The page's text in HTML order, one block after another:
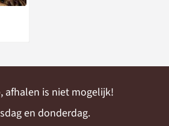
afhalen is niet mogelijk!
en donderdag.